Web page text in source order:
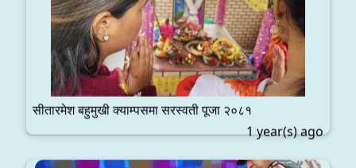
सीतारमेश बहुमुखी क्याम्पसमा सरस्वती पूजा २०८१
1 year(s) ago